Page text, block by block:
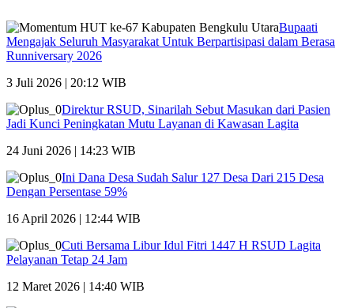
Bupaati
Mengajak Seluruh Masyarakat Untuk Berpartisipasi dalam Berasa
Runniversary 2026
3 Juli 2026 | 20:12 WIB
Direktur RSUD, Sinarilah Sebut Masukan dari Pasien
Jadi Kunci Peningkatan Mutu Layanan di Kawasan Lagita
24 Juni 2026 | 14:23 WIB
Ini Dana Desa Sudah Salur 127 Desa Dari 215 Desa
Dengan Persentase 59%
16 April 2026 | 12:44 WIB
Cuti Bersama Libur Idul Fitri 1447 H RSUD Lagita
Pelayanan Tetap 24 Jam
12 Maret 2026 | 14:40 WIB